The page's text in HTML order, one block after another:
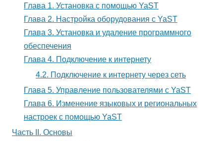
Подключение
интернету
Глава 1. Установка с помощью YaST
Глава 2. Настройка оборудования с YaST
Глава 3. Установка и удаление программного
обеспечения
Глава 4. Подключение к интернету
4.2. Подключение к интернету через сеть
Глава 5. Управление пользователями с YaST
Глава 6. Изменение языковых и региональных
настроек с помощью YaST
Часть II. Основы